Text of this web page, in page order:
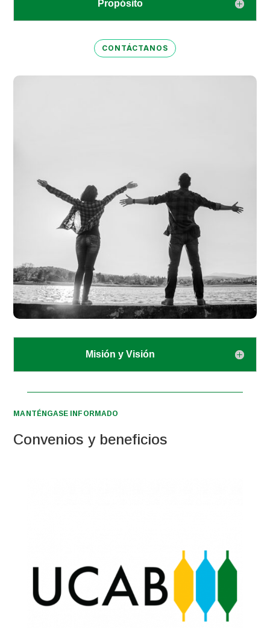
Propósito
CONTÁCTANOS
Misión y Visión
MANTÉNGASE INFORMADO
Convenios y beneficios